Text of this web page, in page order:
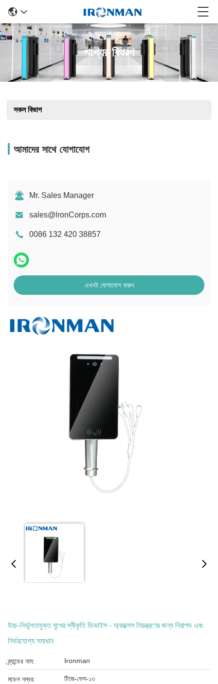
পণ্যের বিবরণ
সকল বিভাগ
আমাদের সাথে যোগাযোগ
Mr. Sales Manager
sales@lronCorps.com
0086 132 420 38857
এখনই যোগাযোগ করুন
উচ্চ-নির্ভুলতাযুক্ত মুখের স্বীকৃতি ডিভাইস - অ্যাক্সেস নিয়ন্ত্রণের জন্য নিরাপদ এবং
নির্ভরযোগ্য সমাধান
ব্র্যান্ডের নাম: Ironman
মডেল নম্বর: টিজে-ফেস-১৩